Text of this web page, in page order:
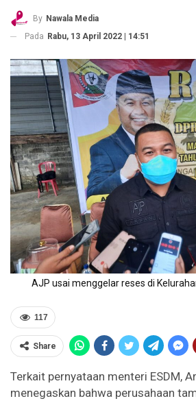
By Nawala Media
Pada Rabu, 13 April 2022 | 14:51
AJP usai menggelar reses di
117
Share
Terkait pernyataan menteri ESDM,
menegaskan bahwa perusahaan